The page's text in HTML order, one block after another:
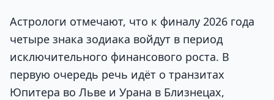
Астрологи отмечают, что к финалу 2026 года
четыре знака зодиака войдут в период
исключительного финансового роста. В
первую очередь речь идёт о транзитах
Юпитера во Льве и Урана в Близнецах,